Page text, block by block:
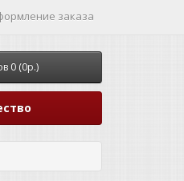
заказа
0 (0р.)